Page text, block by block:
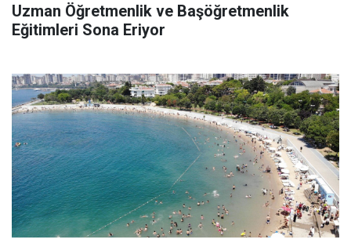
Uzman Öğretmenlik ve Başöğretmenlik
Eğitimleri Sona Eriyor